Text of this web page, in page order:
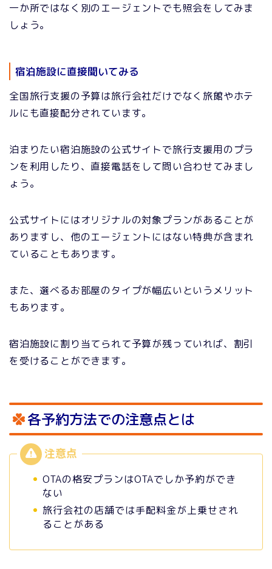
一か所ではなく別のエージェントでも照会をしてみま
しょう。
宿泊施設に直接聞いてみる
全国旅行支援の予算は旅行会社だけでなく旅館やホテ
ルにも直接配分されています。
泊まりたい宿泊施設の公式サイトで旅行支援用のプラ
ンを利用したり、直接電話をして問い合わせてみまし
ょう。
公式サイトにはオリジナルの対象プランがあることが
ありますし、他のエージェントにはない特典が含まれ
ていることもあります。
また、選べるお部屋のタイプが幅広いというメリット
もあります。
宿泊施設に割り当てられて予算が残っていれば、割引
を受けることができます。
各予約方法での注意点とは
OTAの格安プランはOTAでしか予約ができ
ない
旅行会社の店舗では手配料金が上乗せされ
ることがある